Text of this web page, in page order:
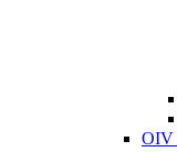
OIV